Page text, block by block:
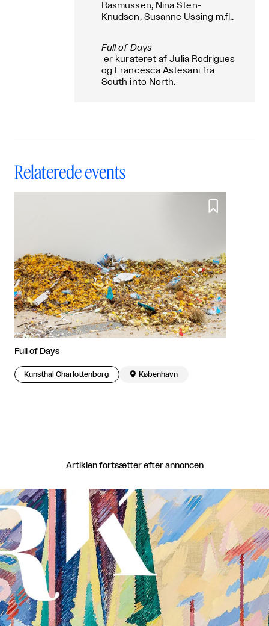
Rasmussen, Nina Sten-
Knudsen, Susanne Ussing m.fl..
Fullof Days
er kurateret af Julia Rodrigues
og Francesca Astesani fra
South into North.
Relaterede events

Full of Days
Kunsthal Charlottenborg  København
Artiklen fortsætter efter annoncen